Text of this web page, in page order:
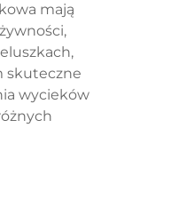
mają
skuteczne
wycieków